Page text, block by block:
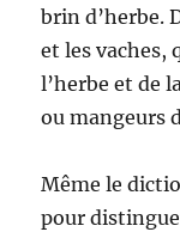
brin d’herbe.
et les vaches,
l’herbe et de
ou mangeurs
Même le
pour